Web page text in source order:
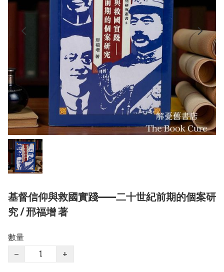
基督信仰與救國實踐——二十世紀前期的個案研
究 / 邢福增 著
數量
−
+